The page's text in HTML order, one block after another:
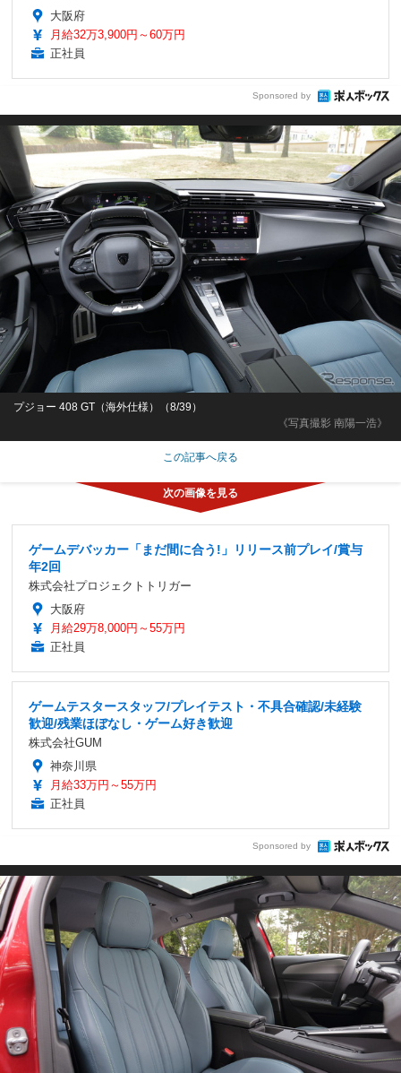
大阪府
月給32万3,900円～60万円
正社員
Sponsored by
《写真撮影 南陽一浩》
プジョー 408 GT（海外仕様）（8/39）
この記事へ戻る
ゲームデバッカー「まだ間に合う!」リリース前プレイ/賞与
年2回
株式会社プロジェクトトリガー
大阪府
月給29万8,000円～55万円
正社員
ゲームテスタースタッフ/プレイテスト・不具合確認/未経験
歓迎/残業ほぼなし・ゲーム好き歓迎
株式会社GUM
神奈川県
月給33万円～55万円
正社員
Sponsored by